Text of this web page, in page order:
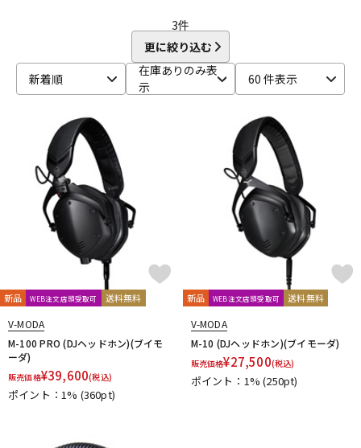
ドラム パーカッション
キーボード 電子ピアノ
アンプ エフェクター
DJ機器
3件
更に絞り込む
新着順
在庫ありのみ表
示
60 件表示
新品 WEB注文店頭受取可 送料無料
V-MODA
M-100 PRO (DJヘッドホン)(ブイモ
ーダ)
販売価格¥39,600(税込)
ポイント：1% (360pt)
新品 WEB注文店頭受取可 送料無料
V-MODA
M-10 (DJヘッドホン)(ブイモーダ)
販売価格¥27,500(税込)
ポイント：1%(250pt)